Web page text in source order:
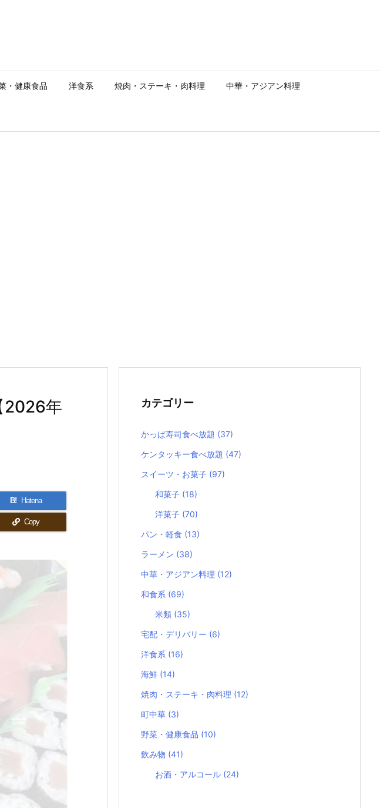
・健康食品 洋食系 焼肉・ステーキ・肉料理 中華・アジアン料理
2026年
B! Hatena
Copy
カテゴリー
かっぱ寿司食べ放題 (37)
ケンタッキー食べ放題 (47)
スイーツ・お菓子 (97)
和菓子 (18)
洋菓子 (70)
パン・軽食 (13)
ラーメン (38)
中華・アジアン料理 (12)
和食系 (69)
米類 (35)
宅配・デリバリー (6)
洋食系 (16)
海鮮 (14)
焼肉・ステーキ・肉料理 (12)
町中華 (3)
野菜・健康食品 (10)
飲み物 (41)
お酒・アルコール (24)